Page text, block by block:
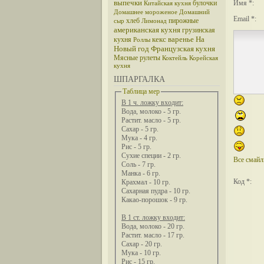
выпечки Китайская кухня булочки
Домашнее мороженое Домашний
сыр хлеб Лимонад пирожные
американская кухня грузинская
кухня Роллы кекс варенье На
Новый год Французская кухня
Мясные рулеты Коктейль Корейская
кухня
ШПАРГАЛКА
Таблица мер
В 1 ч. ложку входит:
Вода, молоко - 5 гр.
Растит. масло - 5 гр.
Сахар - 5 гр.
Мука - 4 гр.
Рис - 5 гр.
Сухие специи - 2 гр.
Соль - 7 гр.
Манка - 6 гр.
Крахмал - 10 гр.
Сахарная пудра - 10 гр.
Какао-порошок - 9 гр.
В 1 ст. ложку входит:
Вода, молоко - 20 гр.
Растит. масло - 17 гр.
Сахар - 20 гр.
Мука - 10 гр.
Рис - 15 гр.
Имя *:
Email *:
Все
Код *: